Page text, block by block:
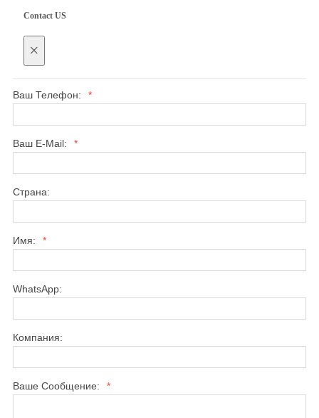
Contact US
×
Ваш Телефон: *
Ваш E-Mail: *
Страна:
Имя: *
WhatsApp:
Компания:
Ваше Сообщение: *